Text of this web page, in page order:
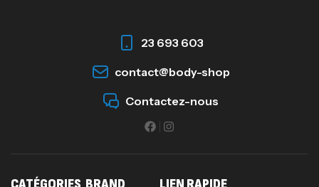
Omega 3 – 100 Gélules – Scitec Nutrition
Autres
د.ت
7Nutrition
23 693 603
contact@body-shop
Contactez-nous